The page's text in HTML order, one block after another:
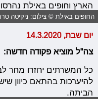
הארץ וחופים באילת
החופים באילת © צילום: ניקיטה
יום שבת, 14.3.2020
צה"ל מוציא פקודה חדשה:
כל המשרתים יחזרו מחר
להיערכות בהתאם כיוון
הביתה.